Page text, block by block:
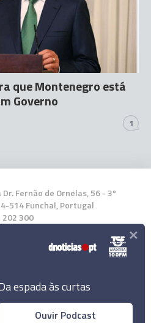
que Montenegro está
Governo
1
Dr. Fernão de Ornelas, 56 - 3º
514 Funchal, Portugal
202 300
a nossa App
espada às curtas
Ouvir Podcast
×